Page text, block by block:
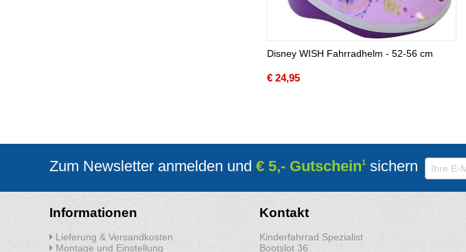
Disney WISH Fahrradhelm - 52-56 cm
€24,95
Zum Newsletter anmelden und € 5,- Gutschein1 sichern
Informationen
Lieferung & Versandkosten
Montage und Einstellung
Kontakt
Kinderfahrrad Spezialist
Bootslot 36